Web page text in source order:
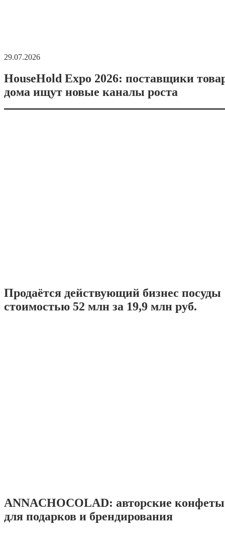
29.07.2026
HouseHold Expo 2026: поставщики
дома ищут новые каналы роста
Продаётся действующий бизнес посуды
стоимостью 52 млн за 19,9 млн руб.
ANNACHOCOLAD: авторские
для подарков и брендирования